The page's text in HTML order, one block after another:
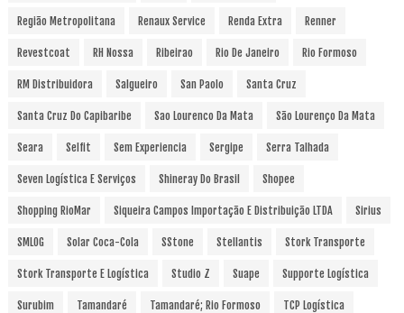
Região Metropolitana Renaux Service Renda Extra Renner
Revestcoat RH Nossa Ribeirao Rio De Janeiro Rio Formoso
RM Distribuidora Salgueiro San Paolo Santa Cruz
Santa Cruz Do Capibaribe Sao Lourenco Da Mata São Lourenço Da Mata
Seara Selfit Sem Experiencia Sergipe Serra Talhada
Seven Logística E Serviços Shineray Do Brasil Shopee
Shopping RioMar Siqueira Campos Importação E Distribuição LTDA Sirius
SMLOG Solar Coca-Cola SStone Stellantis Stork Transporte
Stork Transporte E Logística Studio Z Suape Supporte Logística
Surubim Tamandaré Tamandaré; Rio Formoso TCP Logística